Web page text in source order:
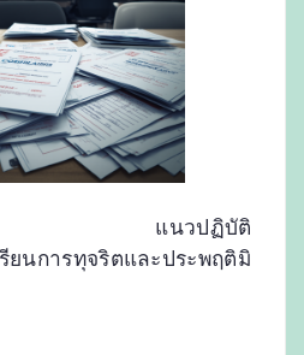
ปฏิบัติ
รียนการทุจริตและประพฤติมิ